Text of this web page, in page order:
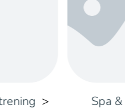
Spa & masaže